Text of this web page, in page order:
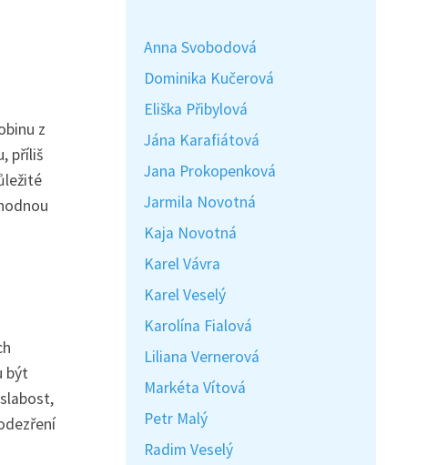
z
příliš
být
Anna Svobodová
Dominika Kučerová
Eliška Přibylová
Jána Karafiátová
Jana Prokopenková
Jarmila Novotná
Kaja Novotná
Karel Vávra
Karel Veselý
Karolína Fialová
Liliana Vernerová
Markéta Vítová
Petr Malý
Radim Veselý